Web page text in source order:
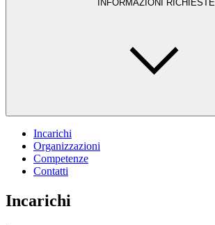
INFORMAZIONI RICHIESTE
Incarichi
Organizzazioni
Competenze
Contatti
Incarichi